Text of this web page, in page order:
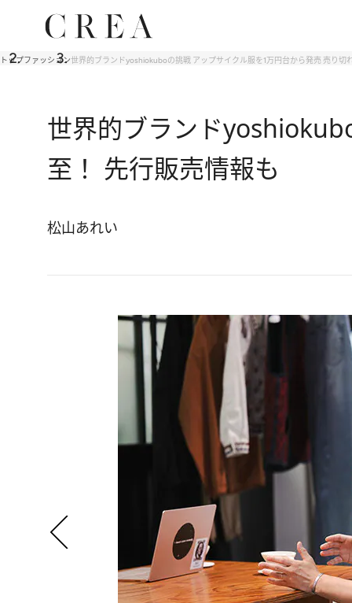
トップファッション世界的ブランドyoshiokuboの挑戦 アップサイクル服を1万円台から発売 売り切
世界的ブランド
至！ 先行販売情報も
松山あれい